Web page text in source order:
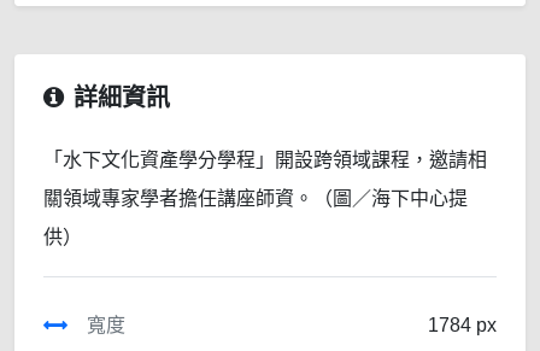
詳細資訊
「水下文化資產學分學程」開設跨領域課程，邀請相
關領域專家學者擔任講座師資。（圖／海下中心提
供）
寬度
1784 px